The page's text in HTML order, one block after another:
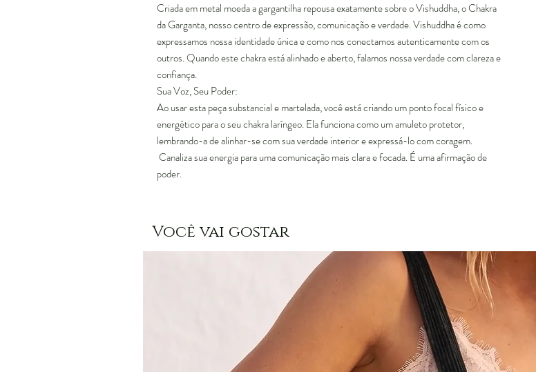
Criada em metal moeda a gargantilha repousa exatamente sobre o Vishuddha, o Chakra
da Garganta, nosso centro de expressão, comunicação e verdade. Vishuddha é como
expressamos nossa identidade única e como nos conectamos autenticamente com os
outros. Quando este chakra está alinhado e aberto, falamos nossa verdade com clareza e
confiança.
Sua Voz, Seu Poder:
Ao usar esta peça substancial e martelada, você está criando um ponto focal físico e
energético para o seu chakra laríngeo. Ela funciona como um amuleto protetor,
lembrando-a de alinhar-se com sua verdade interior e expressá-lo com coragem.
Canaliza sua energia para uma comunicação mais clara e focada. É uma afirmação de
poder.
Você vai gostar